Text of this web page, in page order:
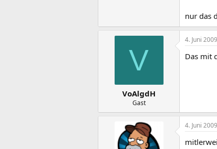
nur das
V
VoAlgdH
Gast
4. Juni 2009
Das mit
4. Juni 2009